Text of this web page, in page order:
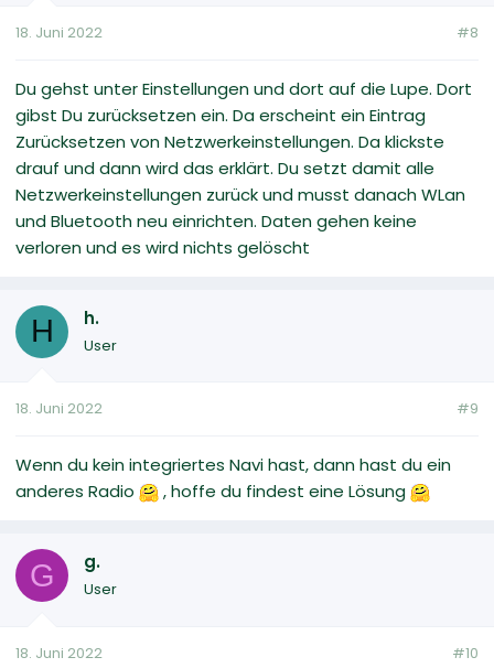
18. Juni 2022 #8
Du gehst unter Einstellungen und dort auf die Lupe. Dort
gibst Du zurücksetzen ein. Da erscheint ein Eintrag
Zurücksetzen von Netzwerkeinstellungen. Da klickste
drauf und dann wird das erklärt. Du setzt damit alle
Netzwerkeinstellungen zurück und musst danach WLan
und Bluetooth neu einrichten. Daten gehen keine
verloren und es wird nichts gelöscht
H h.
User
18. Juni 2022 #9
Wenn du kein integriertes Navi hast, dann hast du ein
anderes Radio
, hoffe du findest eine Lösung
G g.
User
18. Juni 2022 #10